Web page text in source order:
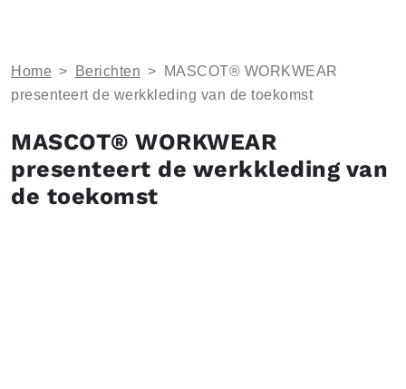
Home > Berichten >
MASCOT® WORKWEAR
presenteert de werkkleding van de toekomst
MASCOT® WORKWEAR
presenteert de werkkleding van
de toekomst